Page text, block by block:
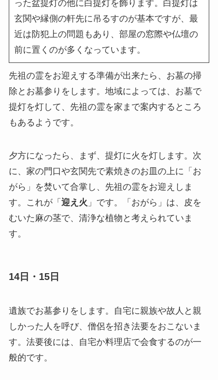
った盆提灯の他に白提灯を飾ります。白提灯は
玄関や縁側の軒先に吊るすのが基本ですが、最
近は防犯上の問題もあり、部屋の窓際や仏壇の
前に置くのが多くなっています。
先祖の霊をお迎えする準備が出来たら、お墓の掃
除とお墓参りをします。地域によっては、お墓で
提灯を灯して、先祖の霊を家まで案内するところ
もあるようです。
夕方になったら、まず、提灯に火を灯します。次
に、家の門口や玄関先で素焼きのお皿の上に「お
がら」を焚いて合掌し、先祖の霊をお迎えしま
す。これが「 迎え火 」です。「おがら」は、皮を
むいた麻の茎で、清浄な植物と考えられていま
す。
14日・15日
遺族でお墓参りをします。自宅に親族や故人と親
しかった人を呼び、僧侶を招き法要をおこないま
す。法要後には、自宅か料理店で会食するのが一
般的です。